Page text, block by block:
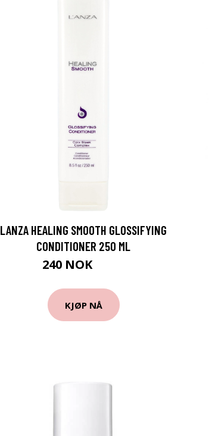
LANZA HEALING SMOOTH GLOSSIFYING
CONDITIONER 250 ML
240 NOK
KJØP NÅ